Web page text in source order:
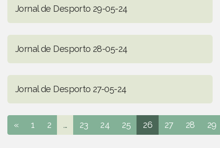
Jornal de Desporto 29-05-24
Jornal de Desporto 28-05-24
Jornal de Desporto 27-05-24
« 1 2 ... 23 24 25 26 27 28 29